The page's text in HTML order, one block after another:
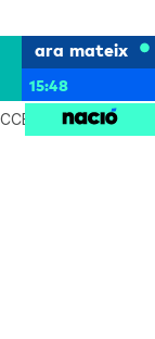
ara mateix
15:48